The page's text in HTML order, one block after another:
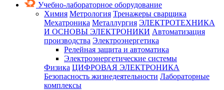
Учебно-лабораторное оборудование
Химия Метрология Тренажеры сварщика
Мехатроника Металлургия ЭЛЕКТРОТЕХНИКА
И ОСНОВЫ ЭЛЕКТРОНИКИ Автоматизация
производства Электроэнергетика
Релейная защита и автоматика
Электроэнергетические системы
Физика ЦИФРОВАЯ ЭЛЕКТРОНИКА
Безопасность жизнедеятельности Лабораторные
комплексы